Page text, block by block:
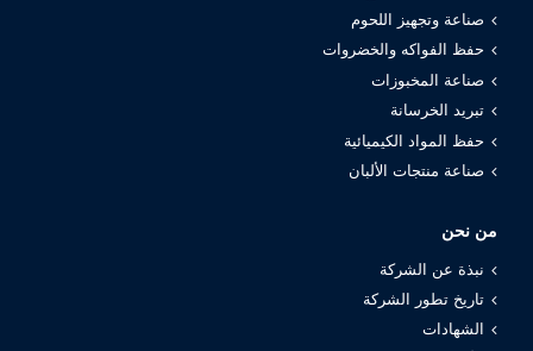
صناعة وتجهيز اللحوم
حفظ الفواكه والخضروات
صناعة المخبوزات
تبريد الخرسانة
حفظ المواد الكيميائية
صناعة منتجات الألبان
من نحن
نبذة عن الشركة
تاريخ تطور الشركة
الشهادات